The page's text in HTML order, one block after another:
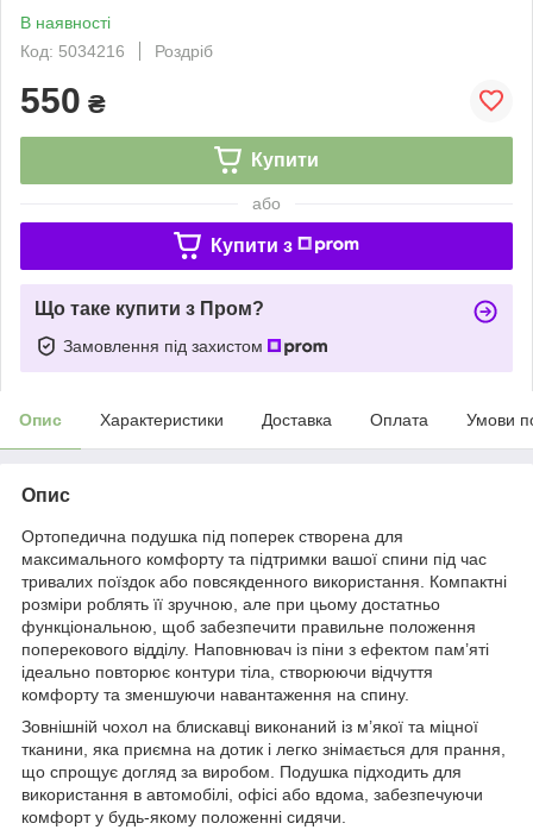
В наявності
Код: 5034216
Роздріб
550 ₴
Купити
або
Купити з
Що таке купити з Пром?
Замовлення під захистом
Опис Характеристики Доставка Оплата Умови
Опис
Ортопедична подушка під поперек створена для
максимального комфорту та підтримки вашої спини під час
тривалих поїздок або повсякденного використання. Компактні
розміри роблять її зручною, але при цьому достатньо
функціональною, щоб забезпечити правильне положення
поперекового відділу. Наповнювач із піни з ефектом пам’яті
ідеально повторює контури тіла, створюючи відчуття
комфорту та зменшуючи навантаження на спину.
Зовнішній чохол на блискавці виконаний із м’якої та міцної
тканини, яка приємна на дотик і легко знімається для прання,
що спрощує догляд за виробом. Подушка підходить для
використання в автомобілі, офісі або вдома, забезпечуючи
комфорт у будь-якому положенні сидячи.